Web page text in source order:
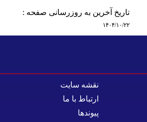
تاریخ آخرین به روزرسانی صفحه :
۱۴۰۴/۱۰/۲۲
نقشه سایت
ارتباط با ما
پیوندها